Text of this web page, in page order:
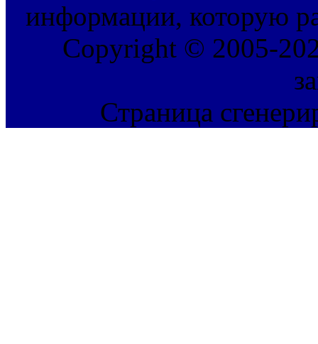
информации, которую
Copyright © 2005-
Страница